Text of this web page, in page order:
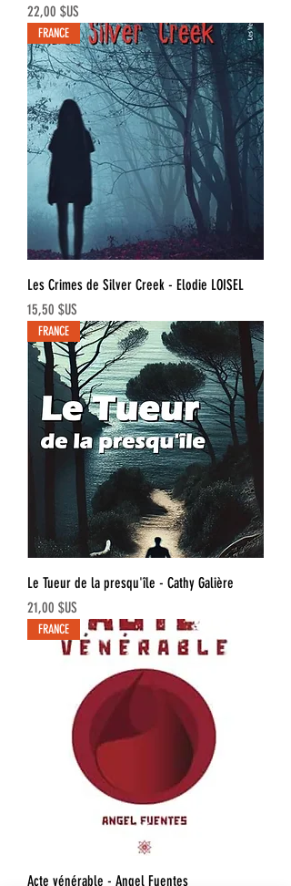
Prix
22,00 $US
FRANCE
Les Crimes de Silver Creek - Elodie LOISEL
Prix
15,50 $US
FRANCE
Le Tueur de la presqu'île - Cathy Galière
Prix
21,00 $US
FRANCE
Acte vénérable - Angel Fuentes